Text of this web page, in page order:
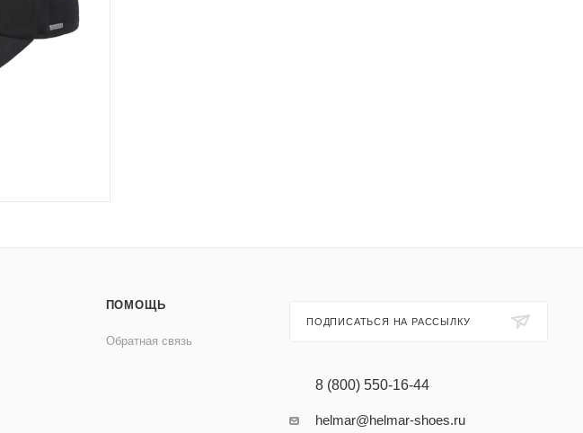
ПОМОЩЬ
Обратная связь
ПОДПИСАТЬСЯ НА РАССЫЛКУ
8 (800) 550-16-44
helmar@helmar-shoes.ru